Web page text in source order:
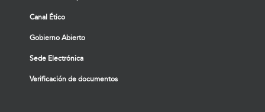
Canal Ético
Gobierno Abierto
Sede Electrónica
Verificación de documentos